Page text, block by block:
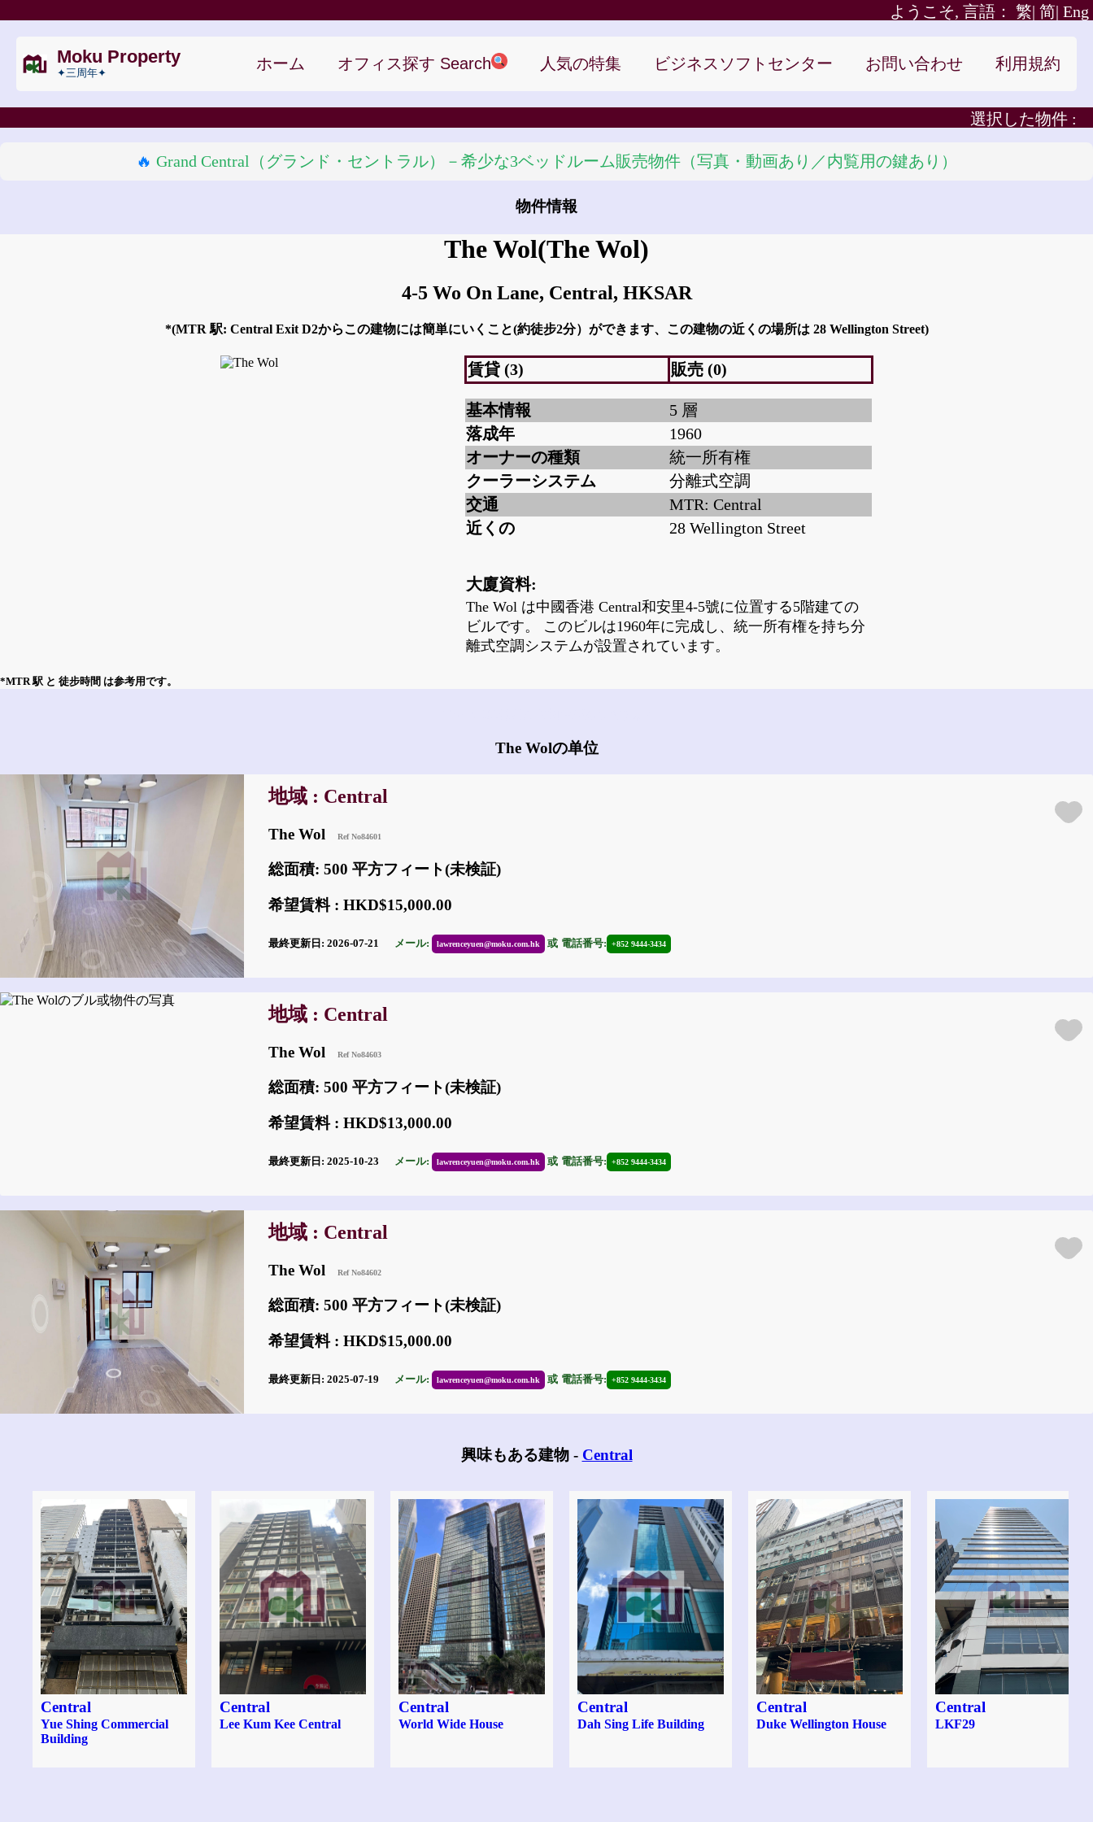
Eng
简|
ようこそ, 言語： 繁|
Moku Property
✦三周年✦
ホーム オフィス探す Search 人気の特集 ビジネスソフトセンター お問い合わせ 利用規約
選択した物件 :
🔥 Grand Central（グランド・セントラル）－希少な3ベッドルーム販売物件（写真・動画あり／内覧用の鍵あり）
物件情報
The Wol(The Wol)
4-5 Wo On Lane, Central, HKSAR
*(MTR 駅: Central Exit D2からこの建物には簡単にいくこと(約徒步2分）ができます、この建物の近くの場所は 28 Wellington Street)
賃貸 (3) 販売 (0)
基本情報
5 層
落成年
1960
オーナーの種類
統一所有権
クーラーシステム
分離式空調
交通
MTR: Central
近くの
28 Wellington Street
大廈資料:
The Wol は中國香港 Central和安里4-5號に位置する5階建ての
ビルです。 このビルは1960年に完成し、統一所有権を持ち分
離式空調システムが設置されています。
*MTR 駅 と 徒步時間 は参考用です。
The Wolの单位
地域 : Central
The Wol Ref No84601
総面積: 500 平方フィート(未検証)
希望賃料 : HKD$15,000.00
最終更新日: 2026-07-21 メール: lawrenceyuen@moku.com.hk 或 電話番号: +852 9444-3434
地域 : Central
The Wol Ref No84603
総面積: 500 平方フィート(未検証)
希望賃料 : HKD$13,000.00
最終更新日: 2025-10-23 メール: lawrenceyuen@moku.com.hk 或 電話番号: +852 9444-3434
地域 : Central
The Wol Ref No84602
総面積: 500 平方フィート(未検証)
希望賃料 : HKD$15,000.00
最終更新日: 2025-07-19 メール: lawrenceyuen@moku.com.hk 或 電話番号: +852 9444-3434
興味もある建物 - Central
Central
Yue Shing Commercial
Building
Central
Lee Kum Kee Central
Central
World Wide House
Central
Dah Sing Life Building
Central
Duke Wellington House
Central
LKF29